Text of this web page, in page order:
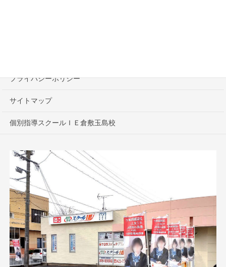
プライバシーポリシー
サイトマップ
個別指導スクールＩＥ倉敷玉島校